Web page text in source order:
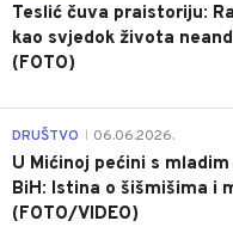
Teslić čuva praistoriju:
kao svjedok života
(FOTO)
DRUŠTVO 06.06.2026.
U Mićinoj pećini s
BiH: Istina o šišmišima i
(FOTO/VIDEO)